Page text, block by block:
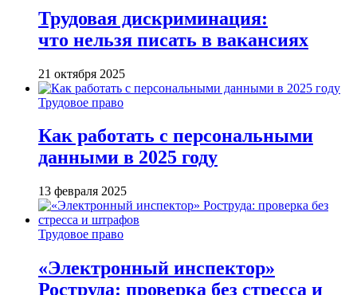
Трудовая дискриминация:
что нельзя писать в вакансиях
21 октября 2025
Трудовое право
Как работать с персональными
данными в 2025 году
13 февраля 2025
Трудовое право
«Электронный инспектор»
Роструда: проверка без стресса и